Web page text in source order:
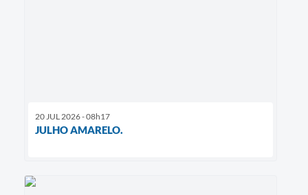
20 JUL 2026 - 08h17
JULHO AMARELO.